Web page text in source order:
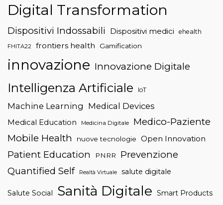
Digital Transformation
Dispositivi Indossabili Dispositivi medici ehealth
FHITA22 frontiers health Gamification
innovazione Innovazione Digitale
Intelligenza Artificiale IoT
Machine Learning Medical Devices
Medical Education Medicina Digitale
Medico-Paziente
Mobile Health
nuove tecnologie Open Innovation
Patient Education PNRR
Prevenzione
Quantified Self
Realtà Virtuale salute digitale
Salute Social Sanità Digitale Smart Products